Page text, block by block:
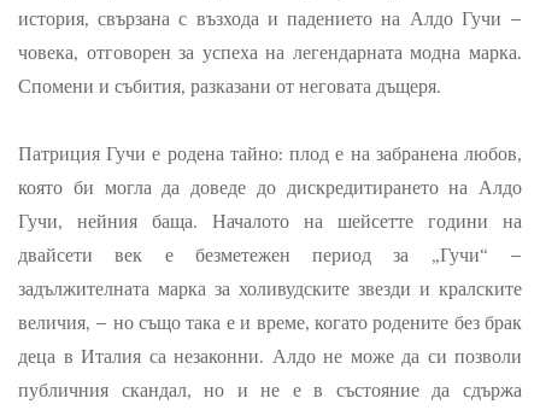
история, свързана с възхода и падението на Алдо Гучи –
човека, отговорен за успеха на легендарната модна марка.
Спомени и събития, разказани от неговата дъщеря.
Патриция Гучи е родена тайно: плод е на забранена любов,
която би могла да доведе до дискредитирането на Алдо
Гучи, нейния баща. Началото на шейсетте години на
двайсети век е безметежен период за „Гучи“ –
задължителната марка за холивудските звезди и кралските
величия, – но също така е и време, когато родените без брак
деца в Италия са незаконни. Алдо не може да си позволи
публичния скандал, но и не е в състояние да сдържа